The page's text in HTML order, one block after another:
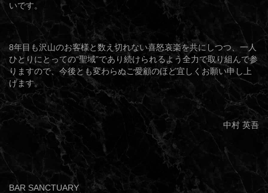
いです。
8年目も沢山のお客様と数え切れない喜怒哀楽を共にしつつ、一人
ひとりにとっての“聖域”であり続けられるよう全力で取り組んで参
りますので、今後とも変わらぬご愛顧のほど宜しくお願い申し上
げます。
中村 英吾
BAR SANCTUARY